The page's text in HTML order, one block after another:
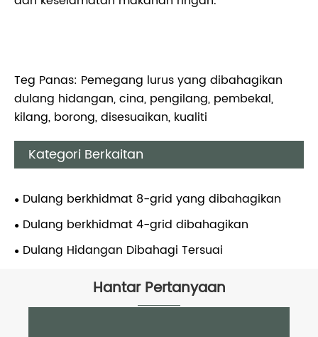
Teg Panas: Pemegang lurus yang dibahagikan
dulang hidangan, cina, pengilang, pembekal,
kilang, borong, disesuaikan, kualiti
Kategori Berkaitan
Dulang berkhidmat 8-grid yang dibahagikan
Dulang berkhidmat 4-grid dibahagikan
Dulang Hidangan Dibahagi Tersuai
Hantar Pertanyaan